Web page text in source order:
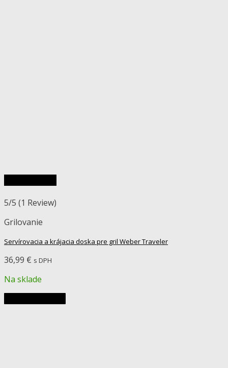
5/5 (1 Review)
Grilovanie
Servírovacia a krájacia doska pre gril Weber Traveler
36,99 € s DPH
Na sklade